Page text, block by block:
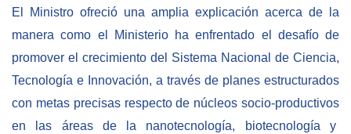
El Ministro ofreció una amplia explicación acerca de la
manera como el Ministerio ha enfrentado el desafío de
promover el crecimiento del Sistema Nacional de Ciencia,
Tecnología e Innovación, a través de planes estructurados
con metas precisas respecto de núcleos socio-productivos
en las áreas de la nanotecnología, biotecnología y